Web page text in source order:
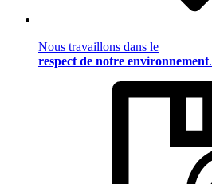
Nous travaillons dans le
respect de notre environnement.